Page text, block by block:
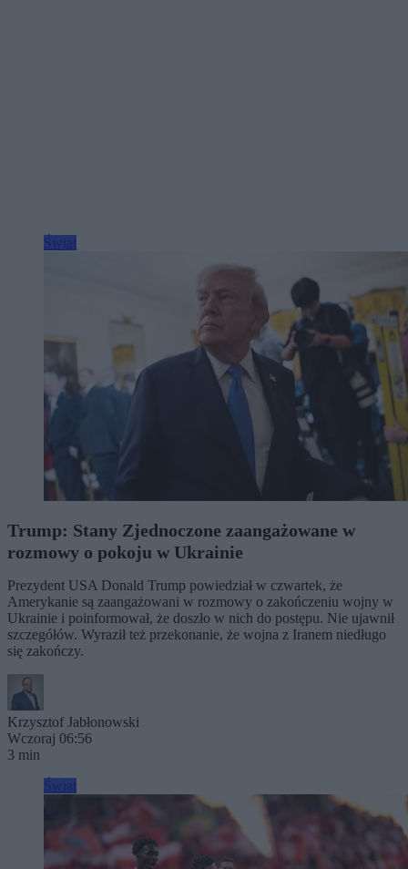
Trump: Stany Zjednoczone zaangażowane w
rozmowy o pokoju w Ukrainie
Prezydent USA Donald Trump powiedział w czwartek, że
Amerykanie są zaangażowani w rozmowy o zakończeniu wojny w
Ukrainie i poinformował, że doszło w nich do postępu. Nie ujawnił
szczegółów. Wyraził też przekonanie, że wojna z Iranem niedługo
się zakończy.
Krzysztof Jabłonowski
Wczoraj 06:56
3 min